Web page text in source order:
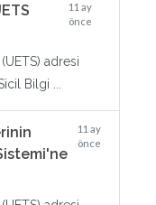
11 ay
önce
adresi
Bilgi ...
11 ay
önce